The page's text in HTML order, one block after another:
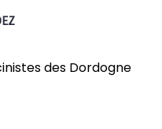
des Dordogne